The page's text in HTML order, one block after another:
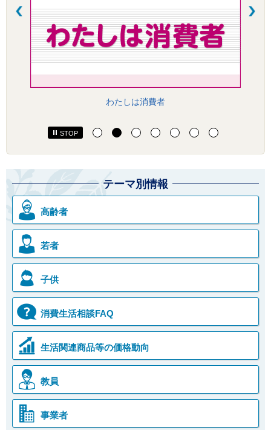
わたしは消費者
STOP
テーマ別情報
高齢者
若者
子供
消費生活相談FAQ
生活関連商品等の価格動向
教員
事業者